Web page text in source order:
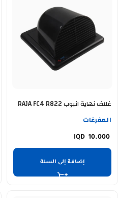
غلاف نهاية انبوب RAJA FC4 R822
المفرغات
10.000
إضافة إلى السلة